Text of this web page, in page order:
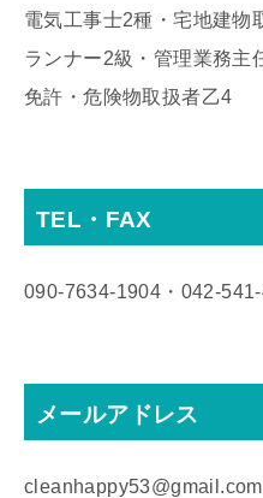
電気工事士2種・宅地建物
ランナー2級・管理業務主
免許・危険物取扱者乙4
TEL・FAX
090‐7634‐1904・
メールアドレス
cleanhappy53@gmail.com